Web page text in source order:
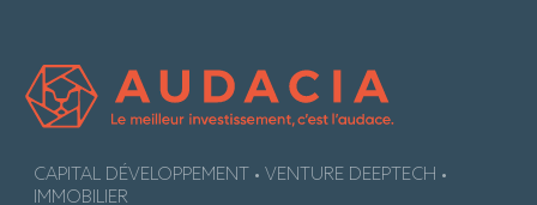
CAPITAL DÉVELOPPEMENT • VENTURE DEEPTECH •
IMMOBILIER